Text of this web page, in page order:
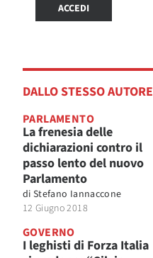
ACCEDI
DALLO STESSO AUTORE
PARLAMENTO
La frenesia delle
dichiarazioni contro il
passo lento del nuovo
Parlamento
di Stefano Iannaccone
12 Giugno 2018
GOVERNO
I leghisti di Forza Italia